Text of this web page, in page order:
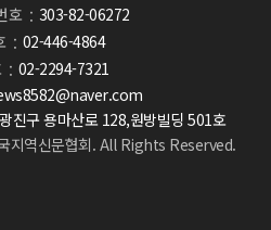
호
303-82-06272
02-446-4864
02-2294-7321
진구 용마산로 128,원방빌딩 501호
지역신문협회. All Rights Reserved.